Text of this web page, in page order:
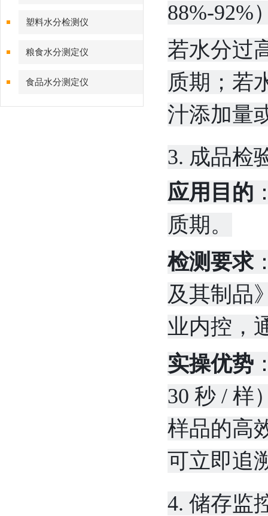
塑料水分检测仪
粮食水分测定仪
食品水分测定仪
88%-92%
若水分过
质期；若
汁添加量
3. 成品检
应用目的
质期。
检测要求
及其制品
业内控，
实操优势
30 秒 / 样
样品的高
可立即追
4. 储存监